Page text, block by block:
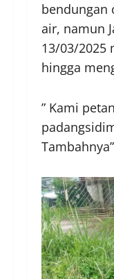
bendungan
air, namun
13/03/2025
hingga
” Kami